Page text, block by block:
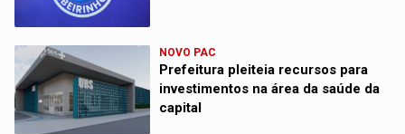
NOVO PAC
Prefeitura pleiteia recursos para
investimentos na área da saúde da
capital